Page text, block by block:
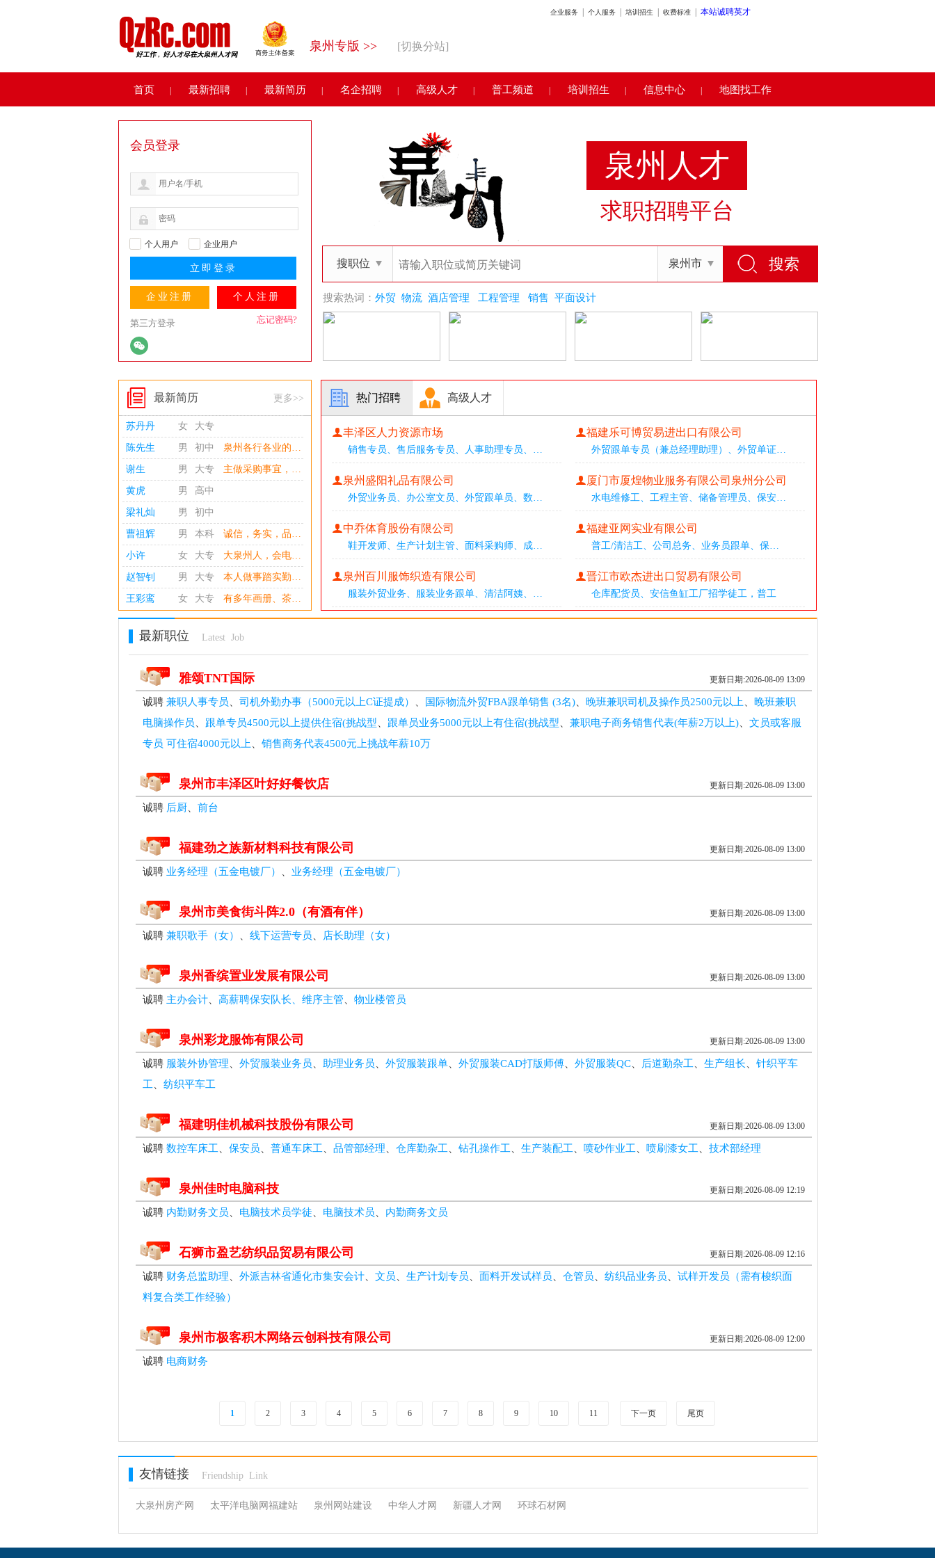
企业服务| 个人服务| 培训招生 收费标准| 本站诚聘英才
泉州专版 >> [切换分站]
首页 最新招聘 最新简历 名企招聘 高级人才 普工频道 培训招生 信息中心 地图找工作
会员登录
个人用户 企业用户
企业注册 个人注册
第三方登录 忘记密码?
泉州人才
求职招聘平台
搜职位 泉州市
搜索热词： 外贸 物流 酒店管理 工程管理 销售 平面设计
最新简历 更多>>
苏丹丹 女 大专
陈先生 男 初中 泉州各行各业的有限责任、有限股份公司员工招聘负责人: 您好！感谢您在繁忙的工作中浏览我的这份简历，愿公司有很好的发展前景！ 我虽然长期没有工作而无经验，但是迫于生活的必须，现在是不得不求得一种有收入的职业。为这一份收入我会尽我所能。具体大泉州人才网作为平台，给了我说明自身工作经验、意愿（或意向）、能力、态度等的机会，可以了解到我在这里的求职信息，面试则是最后能否签订劳动合同的最后一关。 收入的意愿为月收入1000或1500元，且是兼职劳动时间为4个小时每天。我不敢说劳动量太大我能胜任，也不是要求劳动量很小，4个小时是自己的能力所能承受的适中程度。国有企业是大企业，私营企
谢生 男 大专 主做采购事宜，多年从业，行业不限
黄虎 男 高中
梁礼灿 男 初中
曹祖辉 男 本科 诚信，务实，品行端正，有吃苦耐劳、积极进取的精神。沟通能力出色，踏实勤奋，自学能力强。工作积极主动、热情高、效率高、态度严谨。
小许 女 大专 大泉州人，会电脑操作，大学英语四级，C1证 。主修国际贸易，从事过文员；从事过展会申请，申请补贴等后勤工作；亦从事过单证员，现欲在浮桥一带，寻找外贸相关工作。（谢绝保险）
赵智钊 男 大专 本人做事踏实勤快，服从工作安排，学习接受能力较强。待人有耐心，善于沟通，对待工作认真负责，遇到问题愿意主动请教。不足之处是工作经验不算丰富，但愿意多学多做，尽快上手岗位工作。
王彩鸾 女 大专 有多年画册、茶叶、食品等包装设计工作经验； 有很强的创意思维和活跃的设计能力，能够独立完成设计工作； 有良好的构思能力，敏锐的色彩感觉，拥有自己独特艺术阐述能力和表现力； 熟练使用平面软件photoshop、Adobe Illustrator、CorelDraw、等；
热门招聘 高级人才
丰泽区人力资源市场
销售专员 售后服务专员 人事助理专员
福建乐可博贸易进出口有限公司
外贸跟单专员（兼总经理助理） 外贸单证
泉州盛阳礼品有限公司
外贸业务员 办公室文员 外贸跟单员 数
厦门市厦煌物业服务有限公司泉州分公司
水电维修工 工程主管 储备管理员 保安
中乔体育股份有限公司
鞋开发师 生产计划主管 面料采购师 成
福建亚网实业有限公司
普工/清洁工 公司总务 业务员跟单 保
泉州百川服饰织造有限公司
服装外贸业务 服装业务跟单 清洁阿姨
晋江市欧杰进出口贸易有限公司
仓库配货员 安信鱼缸工厂招学徒工，普工
最新职位 Latest Job
雅颂TNT国际 更新日期:2026-08-09 13:09
诚聘 兼职人事专员 司机外勤办事（5000元以上C证提成） 国际物流外贸FBA跟单销售 (3名)、 晚班兼职司机及操作员2500元以上
晚班兼职
电脑操作员
跟单专员4500元以上提供住宿(挑战型 跟单员业务5000元以上有住宿(挑战型 兼职电子商务销售代表(年薪2万以上)、 文员或客服
专员 可住宿4000元以上
销售商务代表4500元上挑战年薪10万
泉州市丰泽区叶好好餐饮店 更新日期:2026-08-09 13:00
诚聘 后厨、 前台
福建劲之族新材料科技有限公司 更新日期:2026-08-09 13:00
诚聘 业务经理（五金电镀厂） 业务经理（五金电镀厂）
泉州市美食街斗阵2.0（有酒有伴） 更新日期:2026-08-09 13:00
诚聘 兼职歌手（女） 线下运营专员 店长助理（女）
泉州香缤置业发展有限公司 更新日期:2026-08-09 13:00
诚聘 主办会计、 高薪聘保安队长、维序主管 物业楼管员
泉州彩龙服饰有限公司 更新日期:2026-08-09 13:00
诚聘 服装外协管理 外贸服装业务员 助理业务员 外贸服装跟单、 外贸服装CAD打版师傅、 外贸服装QC、 后道勤杂工 生产组长
针织平车
工
纺织平车工
福建明佳机械科技股份有限公司 更新日期:2026-08-09 13:00
诚聘 数控车床工 保安员 普通车床工 品管部经理 仓库勤杂工 钻孔操作工 生产装配工 喷砂作业工 喷刷漆女工 技术部经理
泉州佳时电脑科技 更新日期:2026-08-09 12:19
诚聘 内勤财务文员 电脑技术员学徒 电脑技术员 内勤商务文员
石狮市盈艺纺织品贸易有限公司 更新日期:2026-08-09 12:16
诚聘 财务总监助理 外派吉林省通化市集安会计、 文员 生产计划专员 面料开发试样员 仓管员 纺织品业务员
试样开发员（需有梭织面
料复合类工作经验）
泉州市极客积木网络云创科技有限公司 更新日期:2026-08-09 12:00
诚聘 电商财务
1 2 3 4 5 6 7 8 9 10 11 下一页 尾页
友情链接 Friendship Link
大泉州房产网 太平洋电脑网福建站 泉州网站建设 中华人才网 新疆人才网 环球石材网